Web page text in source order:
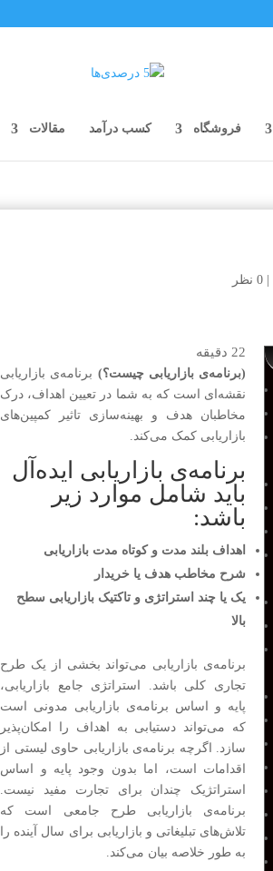
فروشگاه کسب درآمد مقالات
|0 نظر
22 دقیقه
(برنامه‌ی بازاریابی چیست؟) برنامه‌ی بازاریابی
نقشه‌ای است که به شما در تعیین اهداف، درک
مخاطبان هدف و بهینه‌سازی تاثیر کمپین‌های
بازاریابی کمک می‌کند.
برنامه‌ی بازاریابی ایده‌آل
باید شامل موارد زیر
باشد:
اهداف بلند مدت و کوتاه مدت بازاریابی
شرح مخاطب هدف یا خریدار
یک یا چند استراتژی و تاکتیک بازاریابی سطح
بالا
برنامه‌ی بازاریابی می‌تواند بخشی از یک طرح
تجاری کلی باشد. استراتژی جامع بازاریابی،
پایه و اساس برنامه‌ی بازاریابی مدونی است
که می‌تواند دستیابی به اهداف را امکان‌پذیر
سازد. اگرچه برنامه‌ی بازاریابی حاوی لیستی از
اقدامات است، اما بدون وجود پایه و اساس
استراتژیک چندان برای تجارت مفید نیست.
برنامه‌ی بازاریابی طرح جامعی است که
تلاش‌های تبلیغاتی و بازاریابی برای سال آینده را
به طور خلاصه بیان می‌کند.